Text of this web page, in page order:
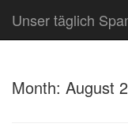
Unser täglich
Month: August